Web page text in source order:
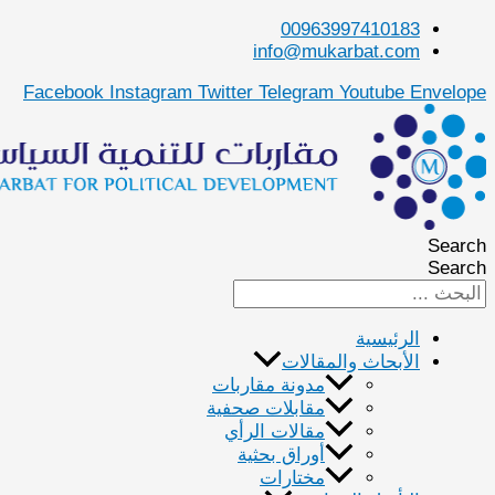
Facebook Instagram Twitter Telegram
والمقالات
مدونة مقاربات
مقابلات صحفية
مقالات الرأي
أوراق بحثية
مختارات